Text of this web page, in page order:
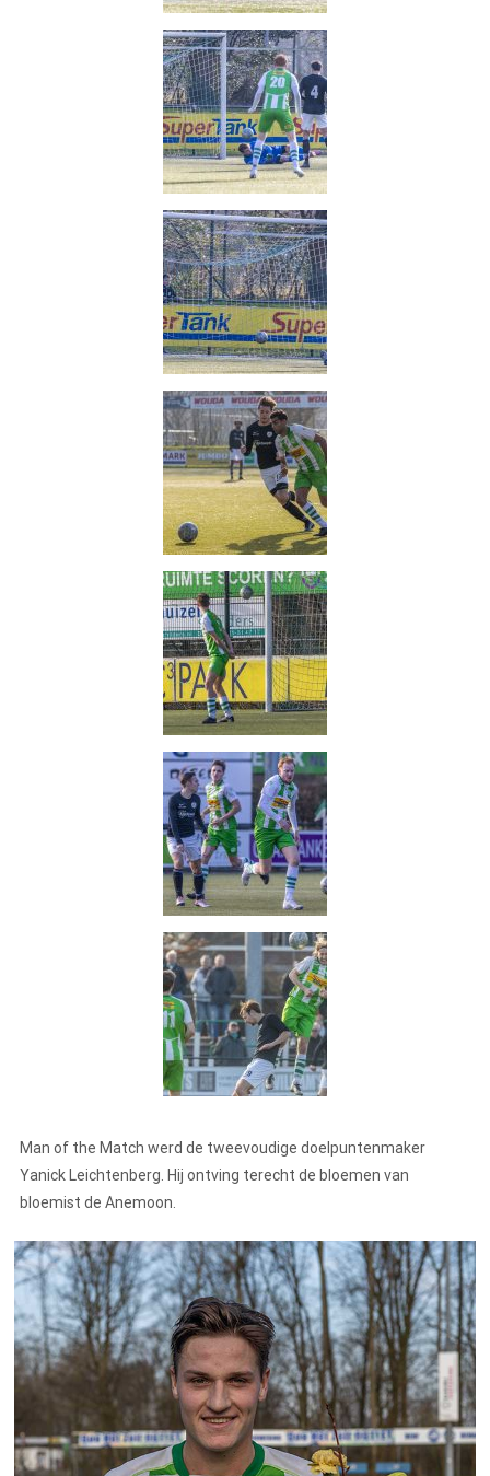
Man of the Match werd de tweevoudige doelpuntenmaker
Yanick Leichtenberg. Hij ontving terecht de bloemen van
bloemist de Anemoon.